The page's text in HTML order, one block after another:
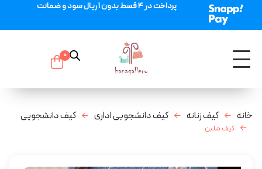
پرداخت در 4 قسط بدون 1 ریال سود و ضمانت
0
خانه کیف زنانه کیف دانشجویی اداری کیف دانشجویی
کیف شلین